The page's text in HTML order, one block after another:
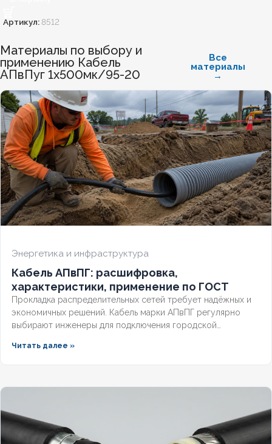
Артикул:8512
Материалы по выбору и
применению Кабель
АПвПуг 1х500мк/95-20
Все
материалы
→
Энергетика и инфраструктура
Кабель АПвПГ: расшифровка,
характеристики, применение по ГОСТ
Прокладка распределительных сетей требует надёжных и
экономичных решений. Кабель марки АПвПГ регулярно
выбирают инженеры для подключения городской
Читать далее »